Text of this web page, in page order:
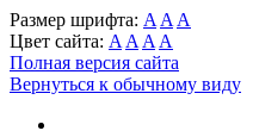
Размер шрифта: A A A
Цвет сайта: A A A A
Полная версия сайта
Вернуться к обычному виду